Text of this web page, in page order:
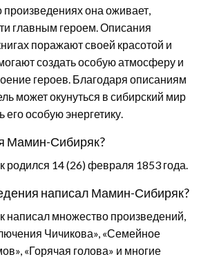
произведениях она оживает,
главным героем. Описания
поражают своей красотой и
создать особую атмосферу и
героев. Благодаря описаниям
может окунуться в сибирский мир
его особую энергетику.
Мамин-Сибиряк?
14 (26) февраля 1853 года.
написал Мамин-Сибиряк?
множество произведений,
Чичикова», «Семейное
«Горячая голова» и многие